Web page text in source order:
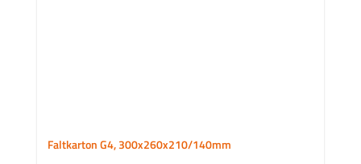
Faltkarton G4, 300x260x210/140mm